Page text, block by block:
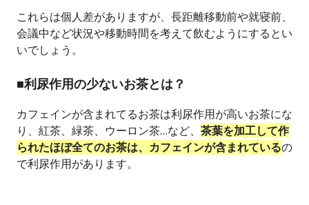
これらは個人差がありますが、長距離移動前や就寝前、
会議中など状況や移動時間を考えて飲むようにするとい
いでしょう。
■利尿作用の少ないお茶とは？
カフェインが含まれてるお茶は利尿作用が高いお茶にな
り、紅茶、緑茶、ウーロン茶…など、 茶葉を加工して作
られたほぼ全てのお茶は、カフェインが含まれているの
で利尿作用があります。